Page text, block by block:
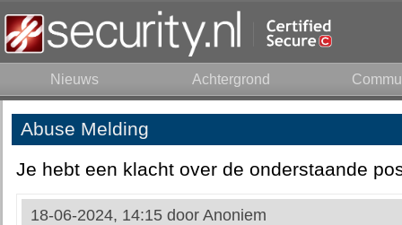
Nieuws Achtergrond
Abuse Melding
Je hebt een klacht over de onderstaande
18-06-2024, 14:15 door Anoniem